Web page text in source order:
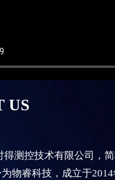
控技术有限公司，简
物睿科技，成立于
US